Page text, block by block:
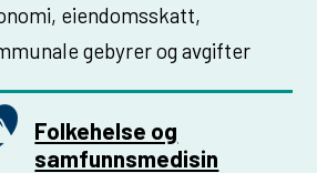
eiendomsskatt,
gebyrer og avgifter
Folkehelse og
samfunnsmedisin